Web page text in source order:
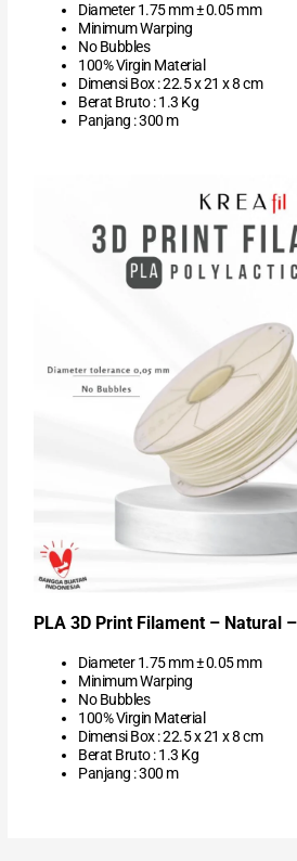
Diameter 1.75 mm ± 0.05 mm
Minimum Warping
No Bubbles
100% Virgin Material
Dimensi Box : 22.5 x 21 x 8 cm
Berat Bruto : 1.3 Kg
Panjang : 300 m
PLA 3D Print Filament – Natural
Diameter 1.75 mm ± 0.05 mm
Minimum Warping
No Bubbles
100% Virgin Material
Dimensi Box : 22.5 x 21 x 8 cm
Berat Bruto : 1.3 Kg
Panjang : 300 m